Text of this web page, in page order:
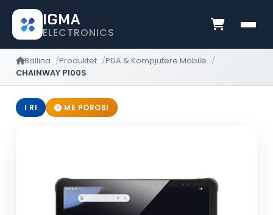
IGMA
ELECTRONICS
Ballina Produktet
PDA & Kompjuterë Mobilë
CHAINWAY P100S
I RI ME POROSI